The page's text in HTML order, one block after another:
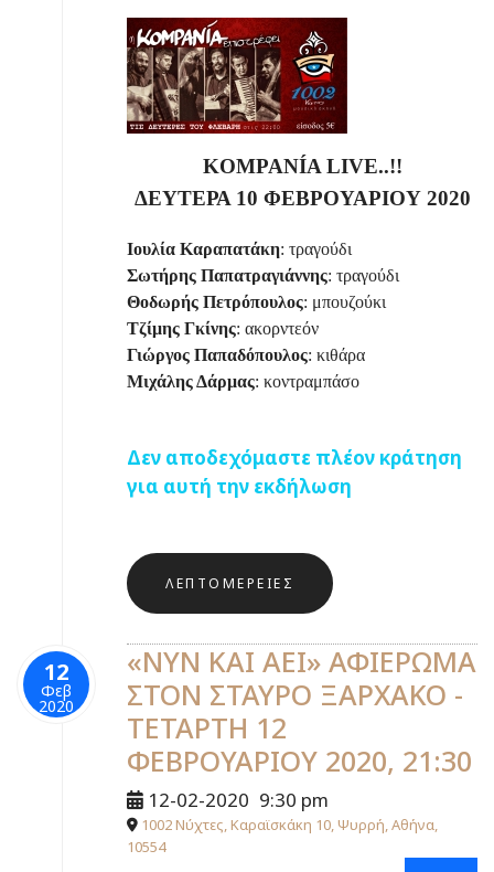
KOMPANÍA LIVE..!!
ΔΕΥΤΕΡΑ 10 ΦΕΒΡΟΥΑΡΙΟΥ 2020
Ιουλία Καραπατάκη: τραγούδι
Σωτήρης Παπατραγιάννης: τραγούδι
Θοδωρής Πετρόπουλος: μπουζούκι
Τζίμης Γκίνης: ακορντεόν
Γιώργος Παπαδόπουλος: κιθάρα
Μιχάλης Δάρμας: κοντραμπάσο
Δεν αποδεχόμαστε πλέον κράτηση
για αυτή την εκδήλωση
ΛΕΠΤΟΜΈΡΕΙΕΣ
12
Φεβ
2020
«ΝΥΝ ΚΑΙ ΑΕΙ» ΑΦΙΕΡΩΜΑ
ΣΤΟΝ ΣΤΑΥΡΟ ΞΑΡΧΑΚΟ -
ΤΕΤΑΡΤΗ 12
ΦΕΒΡΟΥΑΡΙΟΥ 2020, 21:30
12-02-2020 9:30 pm
1002 Νύχτες, Καραϊσκάκη 10, Ψυρρή, Αθήνα,
10554